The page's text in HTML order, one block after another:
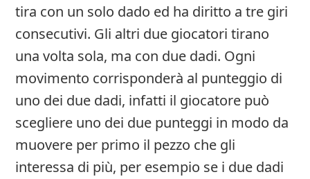
tira con un solo dado ed ha diritto a tre giri
consecutivi. Gli altri due giocatori tirano
una volta sola, ma con due dadi. Ogni
movimento corrisponderà al punteggio di
uno dei due dadi, infatti il giocatore può
scegliere uno dei due punteggi in modo da
muovere per primo il pezzo che gli
interessa di più, per esempio se i due dadi